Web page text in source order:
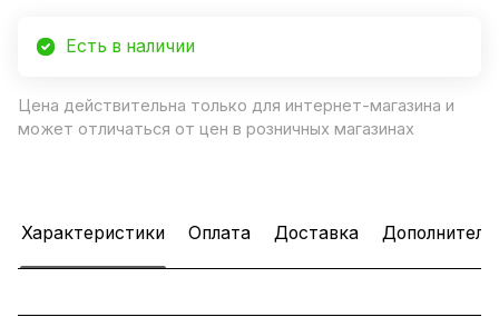
Есть в наличии
Цена действительна только для интернет-магазина и
может отличаться от цен в розничных магазинах
Характеристики Оплата Доставка